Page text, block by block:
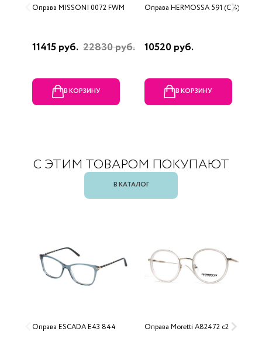
Оправа MISSONI 0072 FWM
11415 руб. 22830 руб.
В КОРЗИНУ
Оправа HERMOSSA 591 (C 4)
10520 руб.
В КОРЗИНУ
С ЭТИМ ТОВАРОМ ПОКУПАЮТ
В КАТАЛОГ
Оправа ESCADA E43 844 Оправа Moretti A82472 c2